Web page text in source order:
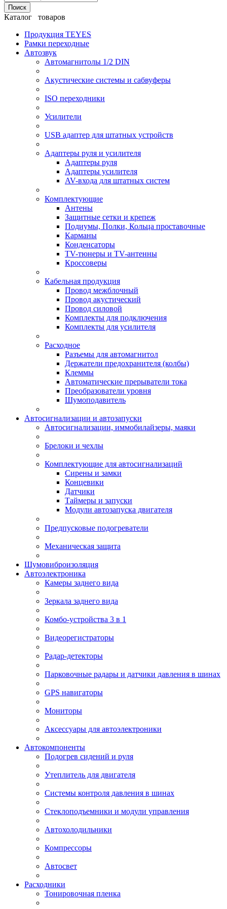
Поиск
Каталог товаров
Продукция TEYES
Рамки переходные
Автозвук
Автомагнитолы 1/2 DIN
Акустические системы и сабвуферы
ISO переходники
Усилители
USB адаптер для штатных устройств
Адаптеры руля и усилителя
Адаптеры руля
Адаптеры усилителя
AV-входа для штатных систем
Комплектующие
Антены
Защитные сетки и крепеж
Подиумы, Полки, Кольца проставочные
Карманы
Конденсаторы
TV-тюнеры и TV-антенны
Кроссоверы
Кабельная продукция
Провод межблочный
Провод акустический
Провод силовой
Комплекты для подключения
Комплекты для усилителя
Расходное
Разъемы для автомагнитол
Держатели предохранителя (колбы)
Клеммы
Автоматические прерыватели тока
Преобразователи уровня
Шумоподавитель
Автосигнализации и автозапуски
Автосигнализации, иммобилайзеры, маяки
Брелоки и чехлы
Комплектующие для автосигнализаций
Сирены и замки
Концевики
Датчики
Таймеры и запуски
Модули автозапуска двигателя
Предпусковые подогреватели
Механическая защита
Шумовиброизоляция
Автоэлектроника
Камеры заднего вида
Зеркала заднего вида
Комбо-устройства 3 в 1
Видеорегистраторы
Радар-детекторы
Парковочные радары и датчики давления в шинах
GPS навигаторы
Мониторы
Аксессуары для автоэлектроники
Автокомпоненты
Подогрев сидений и руля
Утеплитель для двигателя
Системы контроля давления в шинах
Стеклоподъемники и модули управления
Автохолодильники
Компрессоры
Автосвет
Расходники
Тонировочная пленка